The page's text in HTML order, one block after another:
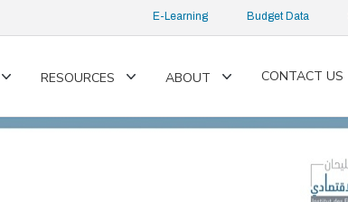
E-Learning Budget Data
ToggleRESOURCES
ToggleABOUT
Toggle
CONTACT US